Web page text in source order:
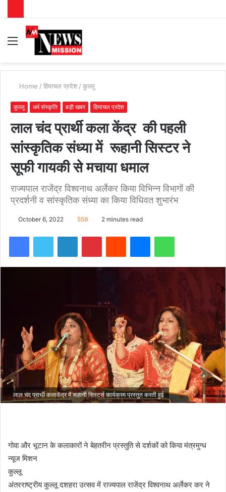
Menu
Home / हिमाचल प्रदेश / कुल्लू
कुल्लू धर्म संस्कृति बड़ी खबर हिमाचल प्रदेश
लाल चंद प्रार्थी कला केंद्र की पहली
सांस्कृतिक संध्या में रूहानी सिस्टर ने
सूफी गायकी से मचाया धमाल
राज्यपाल राजेंद्र विश्वनाथ अर्लेकर किया विभिन्न विभागों की
प्रदर्शनी व सांस्कृतिक संध्या का किया विधिवत शुभारंभ
October 6, 2022 559 2 minutes read
लाल चंद प्रार्थी कलाकेंद्र में रूहानी सिस्टर्स कार्यक्रम प्रस्तुत करती हुई
गोवा और भूटान के कलाकारों ने बेहतरीन प्रस्तुति से दर्शकों को किया मंत्रमुग्ध
न्यूज मिशन
कुल्लू
अंतरराष्ट्रीय कुल्लू दशहरा उत्सव में राज्यपाल राजेंद्र विश्वनाथ अर्लेकर कर ने